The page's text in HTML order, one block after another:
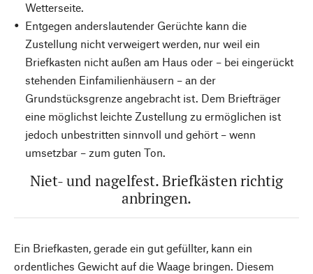
Wetterseite.
Entgegen anderslautender Gerüchte kann die
Zustellung nicht verweigert werden, nur weil ein
Briefkasten nicht außen am Haus oder – bei eingerückt
stehenden Einfamilienhäusern – an der
Grundstücksgrenze angebracht ist. Dem Briefträger
eine möglichst leichte Zustellung zu ermöglichen ist
jedoch unbestritten sinnvoll und gehört – wenn
umsetzbar – zum guten Ton.
Niet- und nagelfest. Briefkästen richtig
anbringen.
Ein Briefkasten, gerade ein gut gefüllter, kann ein
ordentliches Gewicht auf die Waage bringen. Diesem